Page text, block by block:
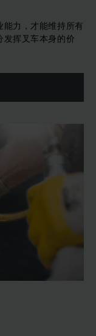
力，才能维持所有
挥叉车本身的价